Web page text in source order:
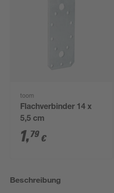
toom
Flachverbinder 14 x
5,5 cm
1,79 €
Beschreibung